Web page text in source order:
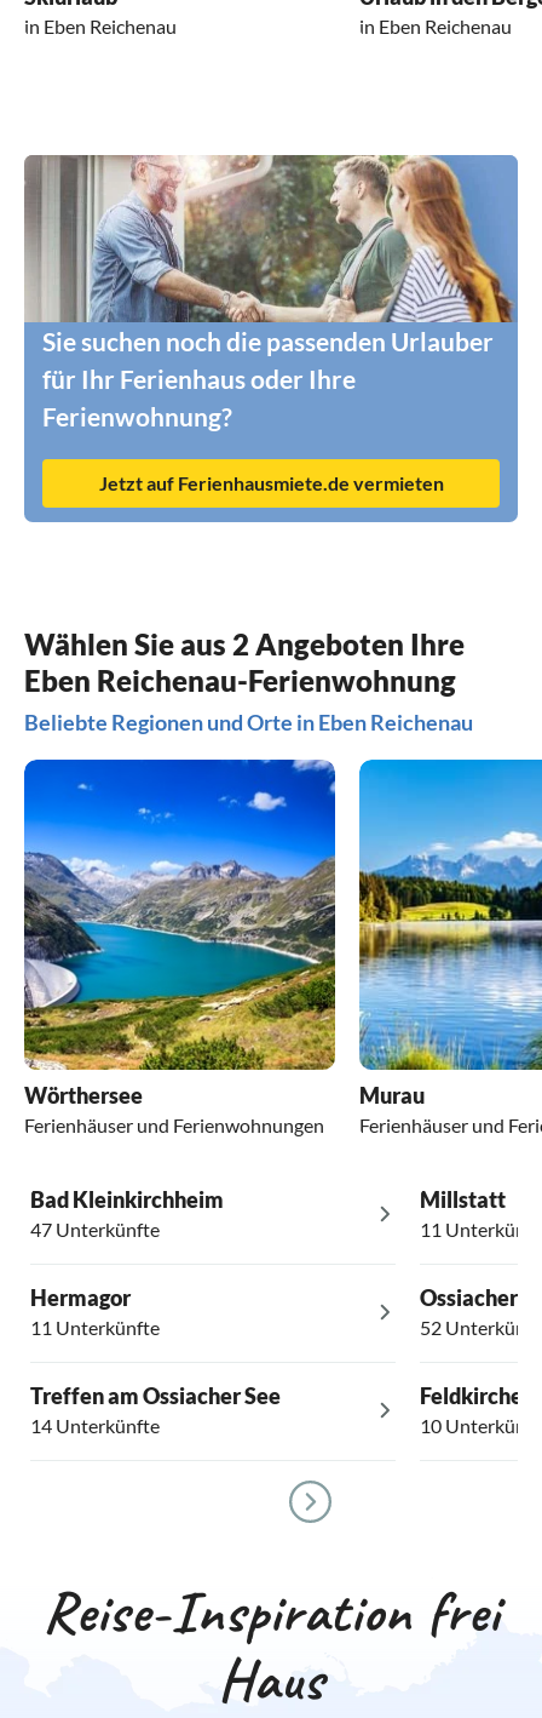
in Eben Reichenau in Eben Reichenau
Sie suchen noch die passenden Urlauber
für Ihr Ferienhaus oder Ihre
Ferienwohnung?
Jetzt auf Ferienhausmiete.de vermieten
Wählen Sie aus 2 Angeboten Ihre
Eben Reichenau-Ferienwohnung
Beliebte Regionen und Orte in Eben Reichenau
Wörthersee
Ferienhäuser und Ferienwohnungen
Murau
Ferienhäuser und
Bad Kleinkirchheim
47 Unterkünfte
Hermagor
11 Unterkünfte
Treffen am Ossiacher See
14 Unterkünfte
Millstatt
11
Ossiacher
52
Feldkirchen
10
Reise-Inspiration frei
Haus